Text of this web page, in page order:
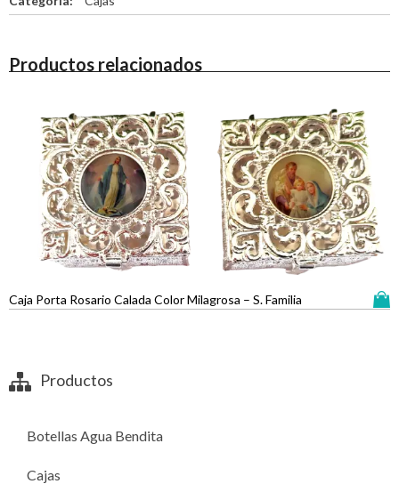
Productos relacionados
Caja Porta Rosario Calada Color Milagrosa – S. Familia
Productos
Botellas Agua Bendita
Cajas